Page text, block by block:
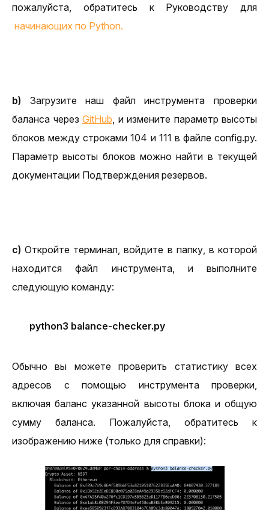
пожалуйста, обратитесь к Руководству для
начинающих по Python.
b)
Загрузите наш файл инструмента проверки
баланса через GitHub , и измените параметр высоты
блоков между строками 104 и 111 в файле config.py.
Параметр высоты блоков можно найти в текущей
документации Подтверждения резервов.
с) Откройте терминал, войдите в папку, в которой
находится файл инструмента, и выполните
следующую команду:
python3 balance-checker.py
Обычно вы можете проверить статистику всех
адресов с помощью инструмента проверки,
включая баланс указанной высоты блока и общую
сумму баланса. Пожалуйста, обратитесь к
изображению ниже (только для справки):